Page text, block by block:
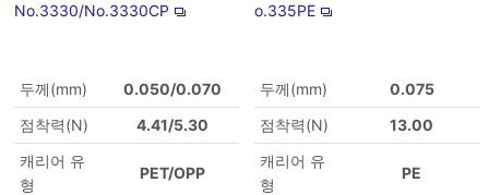
No.3330/No.3330CP
두께(mm)
0.050/0.070
점착력(N)
4.41/5.30
캐리어 유
형
PET/OPP
o.335PE
두께(mm)
0.075
점착력(N)
13.00
캐리어 유
형
PE